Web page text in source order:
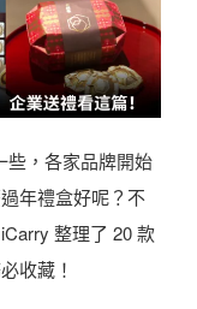
些，各家品牌開始
年禮盒好呢？不
整理了 20 款
收藏！